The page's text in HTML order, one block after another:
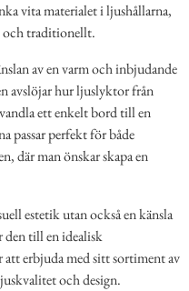
vita materialet i ljushållarna,
och traditionellt.
av en varm och inbjudande
avslöjar hur ljuslyktor från
ett enkelt bord till en
passar perfekt för både
där man önskar skapa en
estetik utan också en känsla
till en idealisk
erbjuda med sitt sortiment av
och design.